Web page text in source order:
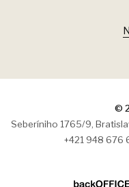
©
Seberíniho 1765/9,
+421 948 676